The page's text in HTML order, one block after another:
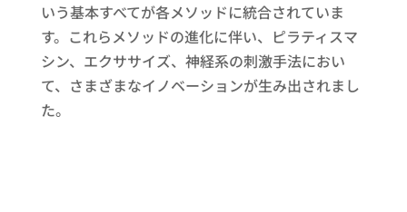
いう基本すべてが各メソッドに統合されていま
す。これらメソッドの進化に伴い、ピラティスマ
シン、エクササイズ、神経系の刺激手法におい
て、さまざまなイノベーションが生み出されまし
た。